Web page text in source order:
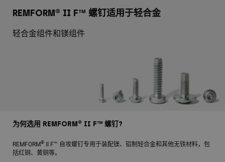
REMFORM® II F™ 螺钉适用于轻合金
轻合金组件和镁组件
为何选用 REMFORM® II F™ 螺钉?
REMFORM® II F™ 自攻螺钉专用于装配镁、铝制轻合金和其他无铁材料，包
括红铜、黄铜等。